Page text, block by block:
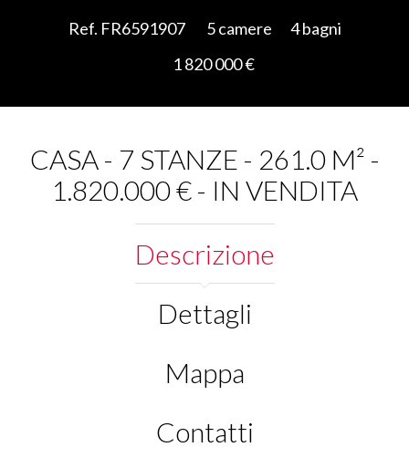
Ref. FR6591907 5 camere
4 bagni
1 820 000 €
CASA - 7 STANZE - 261.0 M² -
1.820.000 € - IN VENDITA
Descrizione
Dettagli
Mappa
Contatti